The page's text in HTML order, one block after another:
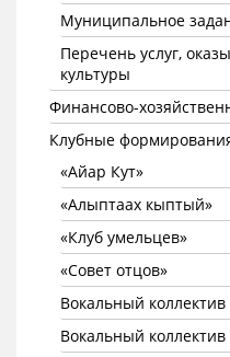
Муниципальное
Перечень услуг,
культуры
Финансово-
Клубные
«Айар Кут»
«Алыптаах кыптый»
«Клуб умельцев»
«Совет отцов»
Вокальный коллектив
Вокальный коллектив